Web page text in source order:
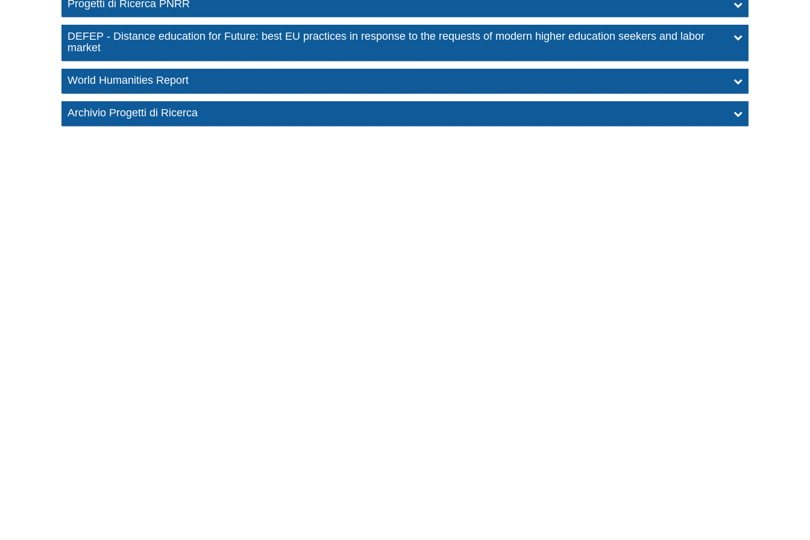
Progetti di Ricerca PNRR
DEFEP - Distance education for Future: best EU practices in response to the requests of modern higher education seekers and labor
market
World Humanities Report
Archivio Progetti di Ricerca